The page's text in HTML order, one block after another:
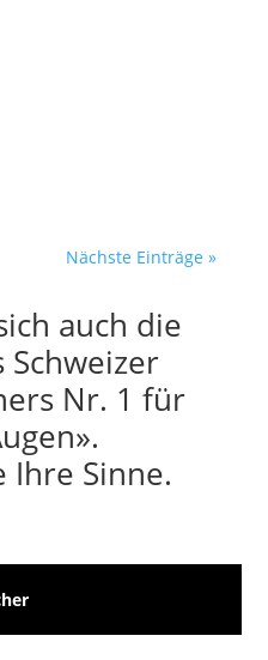
Nächste Einträge »
auch die
Schweizer
Nr. 1 für
Ihre Sinne.